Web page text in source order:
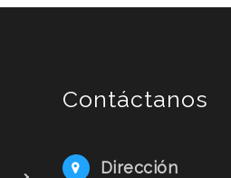
Contáctanos
Dirección